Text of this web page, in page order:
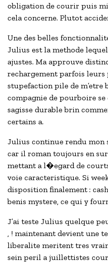
obligation de courir puis
cela concerne. Plutot
Une des belles
Julius est la methode
ajustes. Ma approuve
rechargement parfois
stupefaction pile de m’etre
compagnie de pourboire
sagisse durable brin
certains a.
Julius continue rendu mon
car il roman toujours en
mettant a l�egard de
voie caracteristique. Si
disposition finalement :
benis mystere, ce qui y
J’ai teste Julius quelque
, ! maintenant devient une
liberalite meritent tres
sein peril a juillettistes